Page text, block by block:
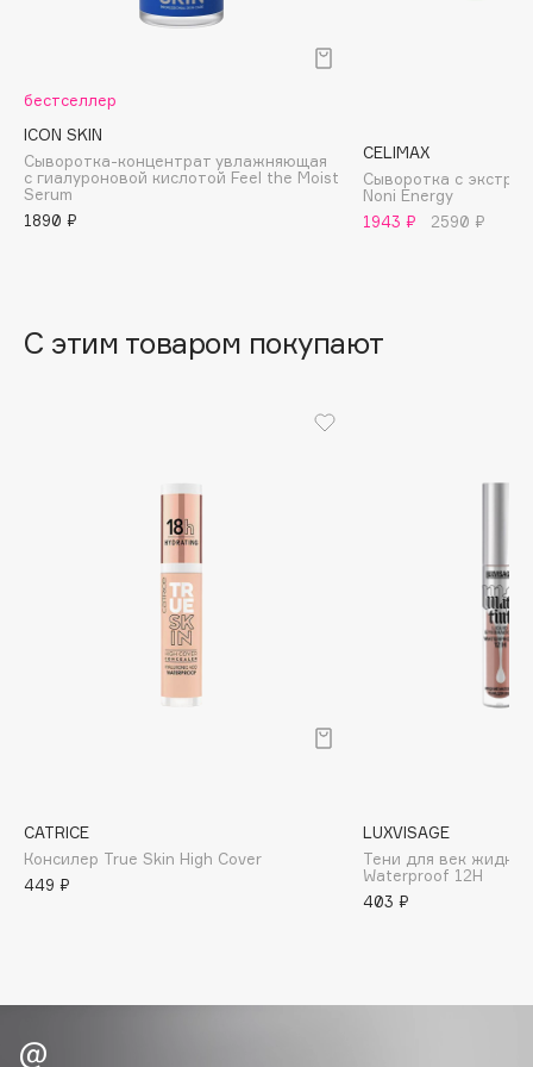
Baffy
Balmain Hair Couture
Banderas
Basicare
Beautyblades
НОВИНКА
Boadicea The Victorious
Brunello Cucinelli
бестселлер
ICON SKIN
Сыворотка-концентрат увлажняющая
с гиалуроновой кислотой Feel the Moist
Serum
1890 ₽
CELIMAX
Сыворотка с
Noni Energy
1943 ₽
2590 ₽
С этим товаром покупают
CATRICE
Консилер True Skin High Cover
449 ₽
LUXVISAGE
Тени для век
Waterproof 12H
403 ₽